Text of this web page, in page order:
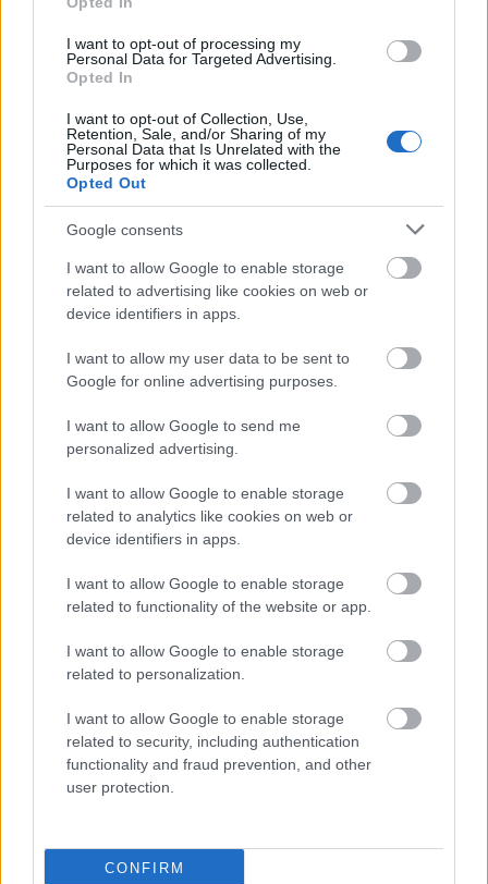
I want to opt-out of processing my
Personal Data for Targeted Advertising.
Opted In
I want to opt-out of Collection, Use,
Retention, Sale, and/or Sharing of my
Personal Data that Is Unrelated with the
Purposes for which it was collected.
Opted Out
Google consents
I want to allow Google to enable storage
related to advertising like cookies on web or
device identifiers in apps.
I want to allow my user data to be sent to
Google for online advertising purposes.
I want to allow Google to send me
personalized advertising.
I want to allow Google to enable storage
related to analytics like cookies on web or
device identifiers in apps.
I want to allow Google to enable storage
related to functionality of the website or app.
I want to allow Google to enable storage
related to personalization.
I want to allow Google to enable storage
related to security, including authentication
functionality and fraud prevention, and other
user protection.
CONFIRM
Németország kétes szerepére derült fény az ellenzéki
politikus mérgezési ügyében. Csökkent Alekszej
számolt be július 9-én a BBC orosz nyelvű szolgálata
a moszkvai hatóságok által külföldi ügynökként
számon tartott, független Levada Intézet…
828.BEKIÁLTÁS: Sem Biden, sem
Trump nem vált meg bennünket
A magyar értelmiség mindegyik csoportja kívülről
várja az ország viszonyainak rendezését. Már
megint álmodoznak a hazai értelmiségi közbeszéd
alakítói. A kormányzat körüli megmondó emberek
azért bizakodnak Donald Trump újraválasztásában,
mert ettől remélik, hogy továbbra is